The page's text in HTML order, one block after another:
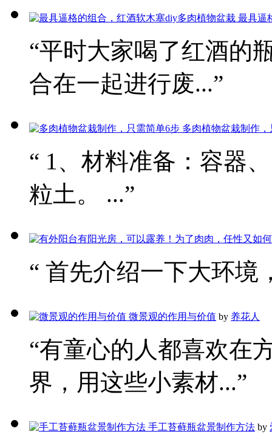
最具逼
“平时大家喝了红酒的
合在一起进行废...”
多肉植物盆栽制作
“ 1、材料准备：容器
粒土。 ...”
“ 首先介绍一下大环境
微景观的作用与价值 by 养花人
“有童心的人都喜欢在
界，用这些小素材...”
手工苔藓瓶盆景制作方法 by